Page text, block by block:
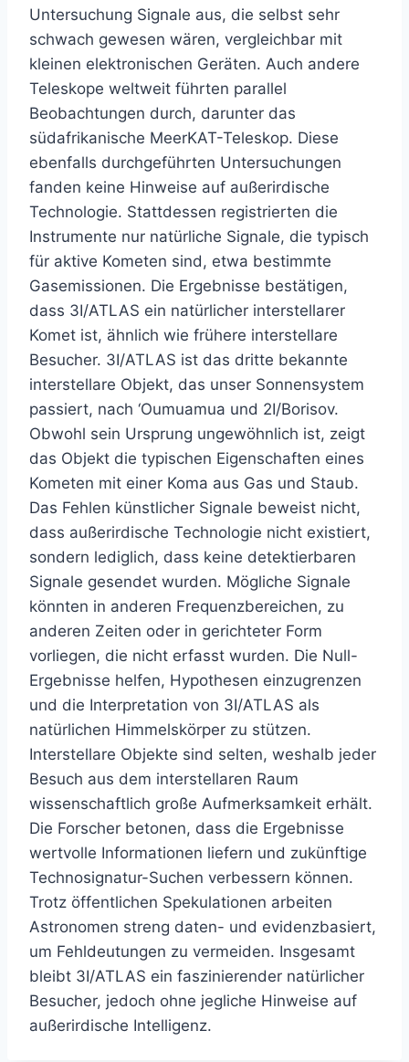
Untersuchung Signale aus, die selbst sehr
schwach gewesen wären, vergleichbar mit
kleinen elektronischen Geräten. Auch andere
Teleskope weltweit führten parallel
Beobachtungen durch, darunter das
südafrikanische MeerKAT-Teleskop. Diese
ebenfalls durchgeführten Untersuchungen
fanden keine Hinweise auf außerirdische
Technologie. Stattdessen registrierten die
Instrumente nur natürliche Signale, die typisch
für aktive Kometen sind, etwa bestimmte
Gasemissionen. Die Ergebnisse bestätigen,
dass 3I/ATLAS ein natürlicher interstellarer
Komet ist, ähnlich wie frühere interstellare
Besucher. 3I/ATLAS ist das dritte bekannte
interstellare Objekt, das unser Sonnensystem
passiert, nach ‘Oumuamua und 2I/Borisov.
Obwohl sein Ursprung ungewöhnlich ist, zeigt
das Objekt die typischen Eigenschaften eines
Kometen mit einer Koma aus Gas und Staub.
Das Fehlen künstlicher Signale beweist nicht,
dass außerirdische Technologie nicht existiert,
sondern lediglich, dass keine detektierbaren
Signale gesendet wurden. Mögliche Signale
könnten in anderen Frequenzbereichen, zu
anderen Zeiten oder in gerichteter Form
vorliegen, die nicht erfasst wurden. Die Null-
Ergebnisse helfen, Hypothesen einzugrenzen
und die Interpretation von 3I/ATLAS als
natürlichen Himmelskörper zu stützen.
Interstellare Objekte sind selten, weshalb jeder
Besuch aus dem interstellaren Raum
wissenschaftlich große Aufmerksamkeit erhält.
Die Forscher betonen, dass die Ergebnisse
wertvolle Informationen liefern und zukünftige
Technosignatur-Suchen verbessern können.
Trotz öffentlichen Spekulationen arbeiten
Astronomen streng daten- und evidenzbasiert,
um Fehldeutungen zu vermeiden. Insgesamt
bleibt 3I/ATLAS ein faszinierender natürlicher
Besucher, jedoch ohne jegliche Hinweise auf
außerirdische Intelligenz.